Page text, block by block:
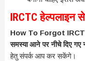
IRCTC
How To Forgot
समस्या आने पर नीचे दिए गए
हेतु संपर्क आप कर सकेंगे।